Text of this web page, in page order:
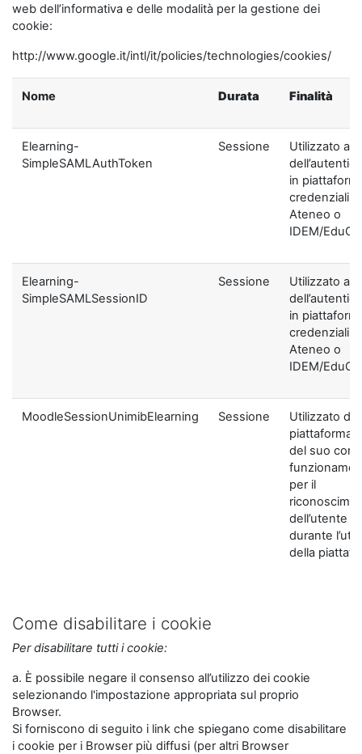
web dell’informativa e delle modalità per la gestione dei
cookie:
http://www.google.it/intl/it/policies/technologies/cookies/
Nome Durata Finalità
Elearning-
SimpleSAMLAuthToken
Sessione
Utilizzato ai
in
credenziali di
Ateneo o
IDEM/
Elearning-
SimpleSAMLSessionID
Sessione
Utilizzato ai
in
credenziali di
Ateneo o
IDEM/
MoodleSessionUnimibElearning Sessione
Utilizzato
piattaforma
del suo
per il
dell’utente
durante
della
Come disabilitare i cookie
Per disabilitare tutti i cookie:
a. È possibile negare il consenso all’utilizzo dei cookie
selezionando l'impostazione appropriata sul proprio
Browser.
Si forniscono di seguito i link che spiegano come disabilitare
i cookie per i Browser più diffusi (per altri Browser